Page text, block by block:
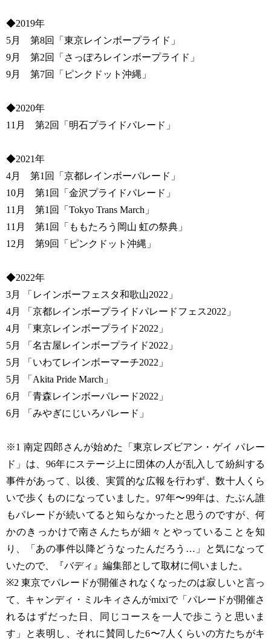
◆2019年
5月 第8回「東京レインボープライド」
9月 第2回「さっぽろレインボープライド」
9月 第7回「ピンクドット沖縄」
◆2020年
11月 第2回「明石プライドパレード」
◆2021年
4月 第1回「京都レインボーパレード」
10月 第1回「金沢プライドパレード」
11月 第1回「Tokyo Trans March」
11月 第1回「ももたろう岡山 虹の祭典」
12月 第9回「ピンクドット沖縄」
◆2022年
3月 「レインボーフェスタ和歌山2022」
4月 「京都レインボープライドパレードフェス2022」
4月 「東京レインボープライド2022」
5月 「名古屋レインボープライド2022」
5月 「いわてレインボーマーチ2022」
5月 「Akita Pride March」
6月 「青森レインボーパレード2022」
6月 「みやぎにじいろパレード」
※1 南定四郎さんが始めた「東京レズビアン・ゲイ パレー
ド」は、96年にステージ上に団体の人が乱入して紛糾する
事件があって、以後、実質的な広報を行わず、数十人くら
いで歩くものになっていました。97年〜99年は、たぶん誰
もパレードが続いてると知らなかったと思うのですが、何
かのきっかけで南さんたちが細々とやっていることを知
り、「あの事件以降どうなったんだろう…」と気になって
いたので、『バディ』編集部として取材に伺いました。
※2 東京でパレードが開催されなくなったのは寂しいと言っ
て、キャンディ・ミルキィさんがmixiで「パレードが開催さ
れるはずだった日、同じコースを一人で歩こうと思いま
す」と表明し、それに賛同した6〜7人くらいの方たちがキ